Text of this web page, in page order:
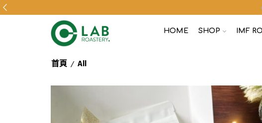
HOME SHOP IMF
首頁 / All